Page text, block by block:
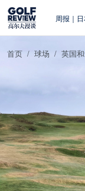
周报｜
查莉·赫
首页 球场 英国